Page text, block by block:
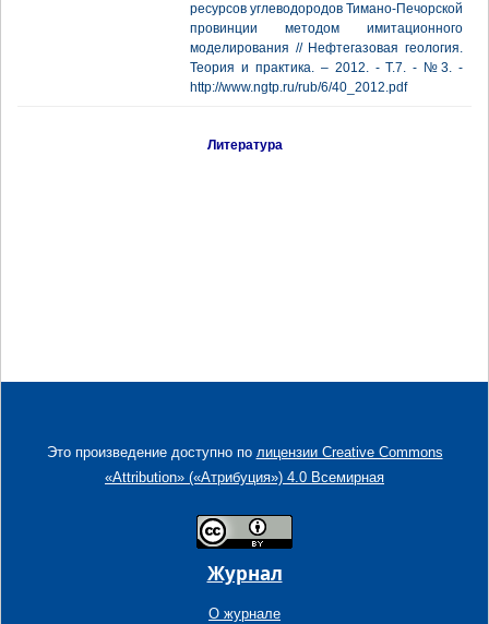
ресурсов углеводородов Тимано-Печорской
провинции методом имитационного
моделирования // Нефтегазовая геология.
Теория и практика. – 2012. - Т.7. - №3. -
http://www.ngtp.ru/rub/6/40_2012.pdf
Литература
Это произведение доступно по лицензии Creative Commons
«Attribution» («Атрибуция») 4.0 Всемирная
Журнал
О журнале